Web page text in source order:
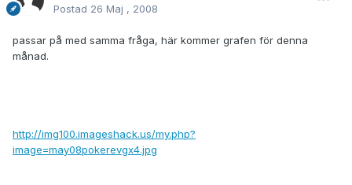
Postad 26 Maj , 2008
passar på med samma fråga, här kommer grafen för denna
månad.
http://img100.imageshack.us/my.php?
image=may08pokerevgx4.jpg